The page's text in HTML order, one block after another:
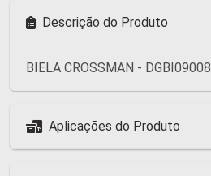
Descrição do Produto
BIELA CROSSMAN - DGBI09008
Aplicações do Produto